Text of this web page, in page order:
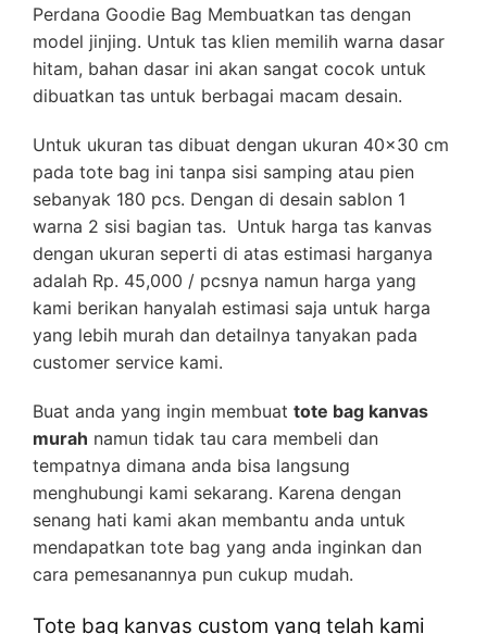
Perdana Goodie Bag Membuatkan tas dengan
model jinjing. Untuk tas klien memilih warna dasar
hitam, bahan dasar ini akan sangat cocok untuk
dibuatkan tas untuk berbagai macam desain.
Untuk ukuran tas dibuat dengan ukuran 40×30 cm
pada tote bag ini tanpa sisi samping atau pien
sebanyak 180 pcs. Dengan di desain sablon 1
warna 2 sisi bagian tas. Untuk harga tas kanvas
dengan ukuran seperti di atas estimasi harganya
adalah Rp. 45,000 / pcsnya namun harga yang
kami berikan hanyalah estimasi saja untuk harga
yang lebih murah dan detailnya tanyakan pada
customer service kami.
Buat anda yang ingin membuat tote bag kanvas
murah namun tidak tau cara membeli dan
tempatnya dimana anda bisa langsung
menghubungi kami sekarang. Karena dengan
senang hati kami akan membantu anda untuk
mendapatkan tote bag yang anda inginkan dan
cara pemesanannya pun cukup mudah.
Tote bag kanvas custom yang telah kami